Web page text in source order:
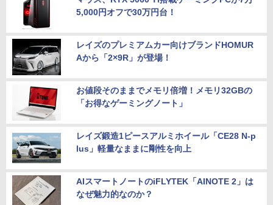
5,000円オフで30万円台！
レイズのプレミアムカー向けブランドHOMUR
Aから「2×9R」が登場！
お値段そのままでメモリ倍増！メモリ32GBの
「お得なゲーミングノート」
レイズ鍛造1ピースアルミホイール「CE28 N-p
lus」軽量なままに剛性を向上
AIスマートノートのiFLYTEK「AINOTE 2」は
なぜ魅力的なのか？